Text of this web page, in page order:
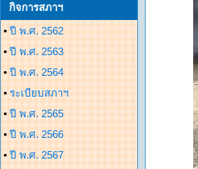
กิจการสภาฯ
• ปี พ.ศ. 2562
• ปี พ.ศ. 2563
• ปี พ.ศ. 2564
• ระเบียบสภาฯ
• ปี พ.ศ. 2565
• ปี พ.ศ. 2566
• ปี พ.ศ. 2567